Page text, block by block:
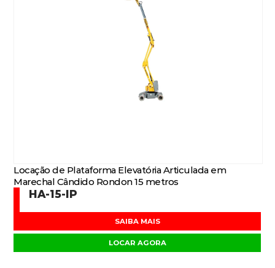
Locação de Plataforma Elevatória Articulada em
Marechal Cândido Rondon 15 metros
HA-15-IP
SAIBA MAIS
LOCAR AGORA